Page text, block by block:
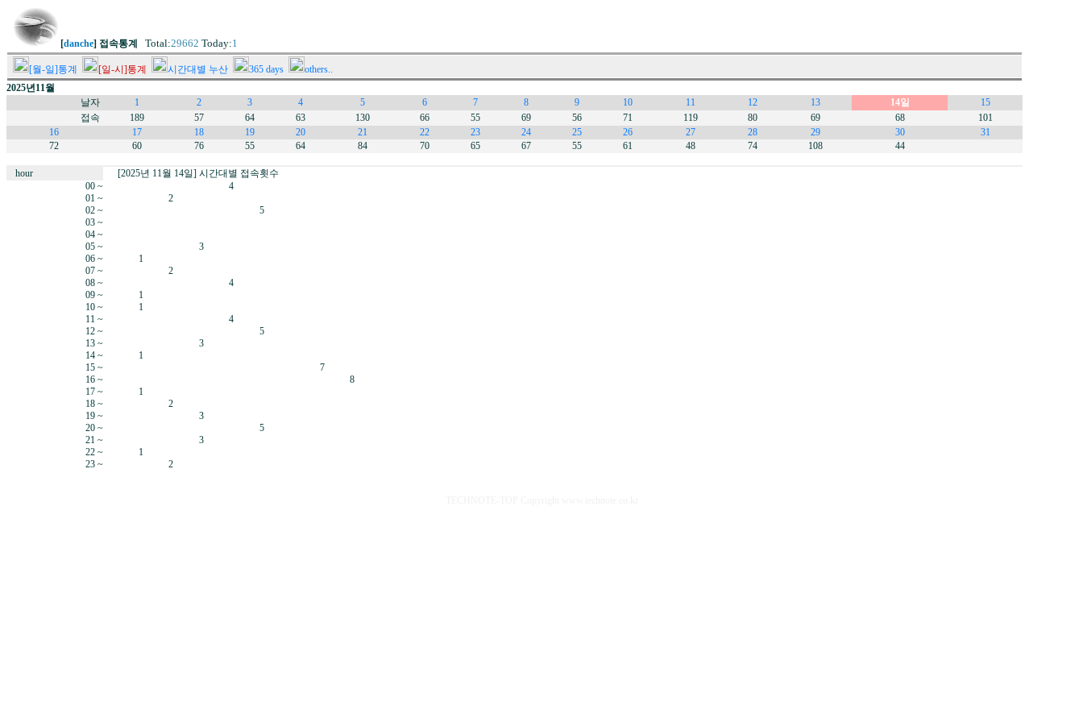
[danche] 접속통계 Total:29662 Today:1
[월-일]통계 [일-시]통계 시간대별 누산 365 days
others..
2025년11월
날자
1 2 3 4 5 6 7 8 9 10 11 12 13 14일
15
접속
189 57 64 63 130 66 55 69 56 71 119 80 69 68
101
16
17 18 19 20 21 22 23 24 25 26 27 28 29 30
31
72
60 76 55 64 84 70 65 67 55 61 48 74 108 44
hour
[2025년 11월 14일] 시간대별 접속횟수
00 ~
4
01 ~
2
02 ~
5
03 ~
04 ~
05 ~
3
06 ~
1
07 ~
2
08 ~
4
09 ~
1
10 ~
1
11 ~
4
12 ~
5
13 ~
3
14 ~
1
15 ~
7
16 ~
8
17 ~
1
18 ~
2
19 ~
3
20 ~
5
21 ~
3
22 ~
1
23 ~
2